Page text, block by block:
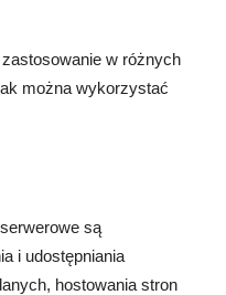
w różnych
można wykorzystać
są
i udostępniania
hostowania stron